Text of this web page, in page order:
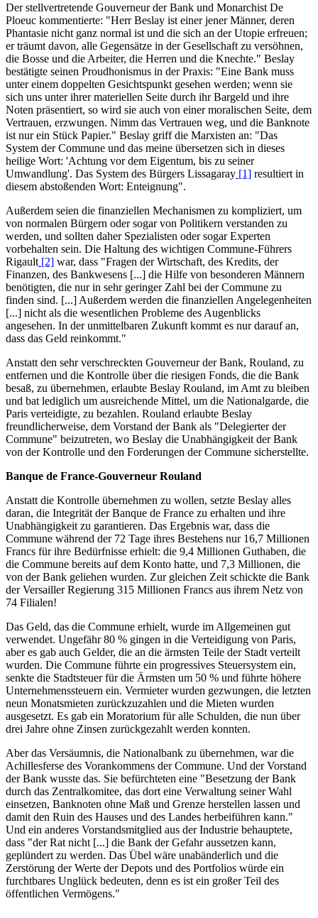
Der stellvertretende Gouverneur der Bank und Monarchist De
Ploeuc kommentierte: "Herr Beslay ist einer jener Männer, deren
Phantasie nicht ganz normal ist und die sich an der Utopie erfreuen;
er träumt davon, alle Gegensätze in der Gesellschaft zu versöhnen,
die Bosse und die Arbeiter, die Herren und die Knechte." Beslay
bestätigte seinen Proudhonismus in der Praxis: "Eine Bank muss
unter einem doppelten Gesichtspunkt gesehen werden; wenn sie
sich uns unter ihrer materiellen Seite durch ihr Bargeld und ihre
Noten präsentiert, so wird sie auch von einer moralischen Seite, dem
Vertrauen, erzwungen. Nimm das Vertrauen weg, und die Banknote
ist nur ein Stück Papier." Beslay griff die Marxisten an: "Das
System der Commune und das meine übersetzen sich in dieses
heilige Wort: 'Achtung vor dem Eigentum, bis zu seiner
Umwandlung'. Das System des Bürgers Lissagaray [1] resultiert in
diesem abstoßenden Wort: Enteignung".
Außerdem seien die finanziellen Mechanismen zu kompliziert, um
von normalen Bürgern oder sogar von Politikern verstanden zu
werden, und sollten daher Spezialisten oder sogar Experten
vorbehalten sein. Die Haltung des wichtigen Commune-Führers
Rigault [2] war, dass "Fragen der Wirtschaft, des Kredits, der
Finanzen, des Bankwesens [...] die Hilfe von besonderen Männern
benötigten, die nur in sehr geringer Zahl bei der Commune zu
finden sind. [...] Außerdem werden die finanziellen Angelegenheiten
[...] nicht als die wesentlichen Probleme des Augenblicks
angesehen. In der unmittelbaren Zukunft kommt es nur darauf an,
dass das Geld reinkommt."
Anstatt den sehr verschreckten Gouverneur der Bank, Rouland, zu
entfernen und die Kontrolle über die riesigen Fonds, die die Bank
besaß, zu übernehmen, erlaubte Beslay Rouland, im Amt zu bleiben
und bat lediglich um ausreichende Mittel, um die Nationalgarde, die
Paris verteidigte, zu bezahlen. Rouland erlaubte Beslay
freundlicherweise, dem Vorstand der Bank als "Delegierter der
Commune" beizutreten, wo Beslay die Unabhängigkeit der Bank
von der Kontrolle und den Forderungen der Commune sicherstellte.
Banque de France-Gouverneur Rouland
Anstatt die Kontrolle übernehmen zu wollen, setzte Beslay alles
daran, die Integrität der Banque de France zu erhalten und ihre
Unabhängigkeit zu garantieren. Das Ergebnis war, dass die
Commune während der 72 Tage ihres Bestehens nur 16,7 Millionen
Francs für ihre Bedürfnisse erhielt: die 9,4 Millionen Guthaben, die
die Commune bereits auf dem Konto hatte, und 7,3 Millionen, die
von der Bank geliehen wurden. Zur gleichen Zeit schickte die Bank
der Versailler Regierung 315 Millionen Francs aus ihrem Netz von
74 Filialen!
Das Geld, das die Commune erhielt, wurde im Allgemeinen gut
verwendet. Ungefähr 80 % gingen in die Verteidigung von Paris,
aber es gab auch Gelder, die an die ärmsten Teile der Stadt verteilt
wurden. Die Commune führte ein progressives Steuersystem ein,
senkte die Stadtsteuer für die Ärmsten um 50 % und führte höhere
Unternehmenssteuern ein. Vermieter wurden gezwungen, die letzten
neun Monatsmieten zurückzuzahlen und die Mieten wurden
ausgesetzt. Es gab ein Moratorium für alle Schulden, die nun über
drei Jahre ohne Zinsen zurückgezahlt werden konnten.
Aber das Versäumnis, die Nationalbank zu übernehmen, war die
Achillesferse des Vorankommens der Commune. Und der Vorstand
der Bank wusste das. Sie befürchteten eine "Besetzung der Bank
durch das Zentralkomitee, das dort eine Verwaltung seiner Wahl
einsetzen, Banknoten ohne Maß und Grenze herstellen lassen und
damit den Ruin des Hauses und des Landes herbeiführen kann."
Und ein anderes Vorstandsmitglied aus der Industrie behauptete,
dass "der Rat nicht [...] die Bank der Gefahr aussetzen kann,
geplündert zu werden. Das Übel wäre unabänderlich und die
Zerstörung der Werte der Depots und des Portfolios würde ein
furchtbares Unglück bedeuten, denn es ist ein großer Teil des
öffentlichen Vermögens."